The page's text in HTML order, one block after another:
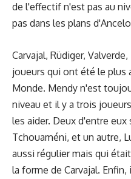
de l'effectif n'est pas au
pas dans les plans
Carvajal, Rüdiger,
joueurs qui ont été le plus
Monde. Mendy n'est
niveau et il y a trois
les aider. Deux d'entre
Tchouaméni, et un autre,
aussi régulier mais qui
la forme de Carvajal.